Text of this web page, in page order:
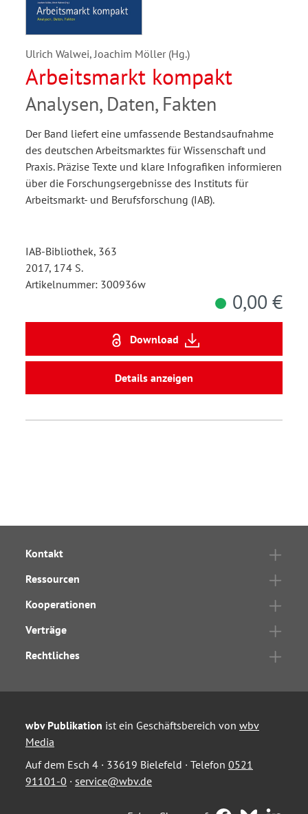
Ulrich Walwei, Joachim Möller (Hg.)
Arbeitsmarkt kompakt
Analysen, Daten, Fakten
Der Band liefert eine umfassende Bestandsaufnahme
des deutschen Arbeitsmarktes für Wissenschaft und
Praxis. Präzise Texte und klare Infografiken informieren
über die Forschungsergebnisse des Instituts für
Arbeitsmarkt- und Berufsforschung (IAB).
IAB-Bibliothek, 363
2017, 174 S.
Artikelnummer: 300936w
0,00 €
Download
Details anzeigen
Kontakt
Ressourcen
Kooperationen
Verträge
Rechtliches
wbv Publikation ist ein Geschäftsbereich von wbv
Media
Auf dem Esch 4 · 33619 Bielefeld · Telefon 0521
91101-0 · service@wbv.de